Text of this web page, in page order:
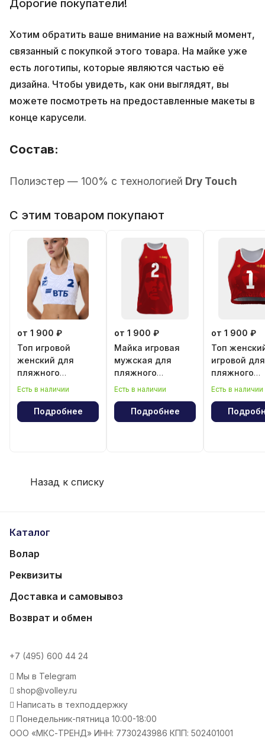
Дорогие покупатели!
Хотим обратить ваше внимание на важный момент,
связанный с покупкой этого товара. На майке уже
есть логотипы, которые являются частью её
дизайна. Чтобы увидеть, как они выглядят, вы
можете посмотреть на предоставленные макеты в
конце карусели.
Состав:
Полиэстер — 100% с технологией Dry Touch
С этим товаром покупают
от 1 900 ₽
Топ игровой
женский для
пляжного
волейбола
Есть в наличии
Подробнее
от 1 900 ₽
Майка игровая
мужская для
пляжного
волейбола
Гевара"
Есть в наличии
Подробнее
от 1 900 ₽
Топ
игровой для
пляжного
волейбола
Гевара"
Есть в наличии
Назад к списку
Каталог
Волар
Реквизиты
Доставка и самовывоз
Возврат и обмен
+7 (495) 600 44 24
Мы в Telegram
shop@volley.ru
Написать в техподдержку
Понедельник-пятница 10:00-18:00
ООО «МКС-ТРЕНД» ИНН: 7730243986 КПП: 502401001